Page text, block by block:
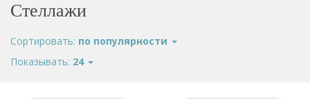
Стеллажи
Сортировать: по популярности
Показывать: 24